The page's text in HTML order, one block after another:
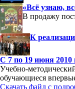
«Всё узнаю,
В продажу
К
С 7 по 19 июня
Учебно-
обучающиеся
Скачать файл с